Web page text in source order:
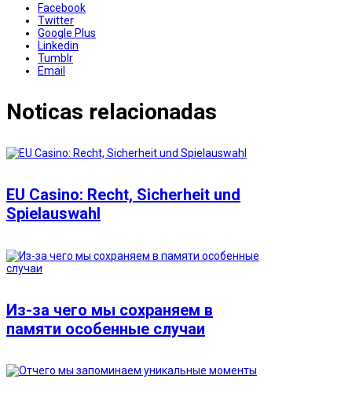
Facebook
Twitter
Google Plus
Linkedin
Tumblr
Email
Noticas relacionadas
EU Casino: Recht, Sicherheit und
Spielauswahl
Из-за чего мы сохраняем в
памяти особенные случаи